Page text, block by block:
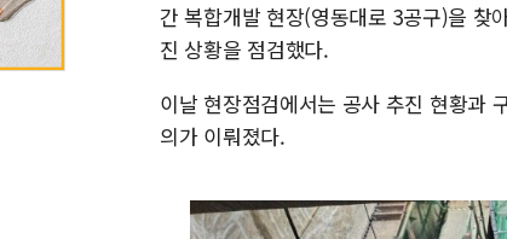
간 복합개발 현장(영동대로 3공구)을 찾
진 상황을 점검했다.
이날 현장점검에서는 공사 추진 현황과
의가 이뤄졌다.